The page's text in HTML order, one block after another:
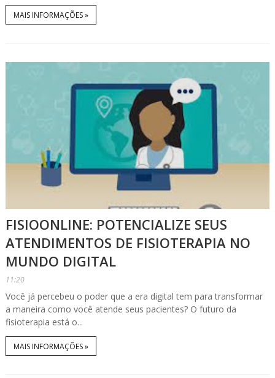
MAIS INFORMAÇÕES »
FISIOONLINE: POTENCIALIZE SEUS
ATENDIMENTOS DE FISIOTERAPIA NO
MUNDO DIGITAL
11:20
Você já percebeu o poder que a era digital tem para transformar
a maneira como você atende seus pacientes? O futuro da
fisioterapia está o...
MAIS INFORMAÇÕES »